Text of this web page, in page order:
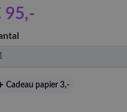
95,-
Cadeau papier 3,-